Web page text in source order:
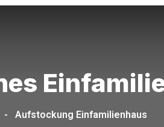
- Aufstockung Einfamilienhaus